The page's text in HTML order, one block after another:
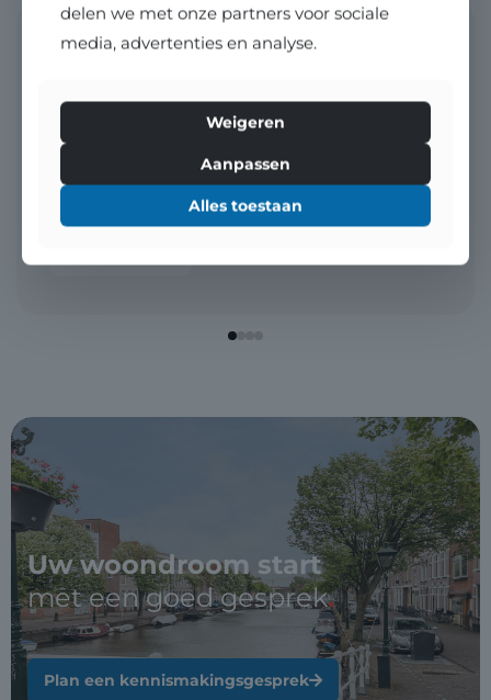
Zeer snelle reacties en duidelijke kennis van
zaken. Er wordt direct antwoord gegeven op
vragen en er komen altijd goede adviezen. Ik
ben uitstekend geholpen en de service is
professioneel en efficiënt. Daarnaast is de prijs
zeer acceptabel. Zeker een aanrader!
Uw woondroom start
met een goed gesprek.
Plan een kennismakingsgesprek
delen we met onze partners voor sociale
media, advertenties en analyse.
Weigeren
Aanpassen
Alles toestaan